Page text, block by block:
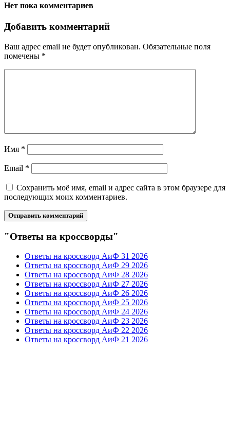
Нет пока комментариев
Добавить комментарий
Ваш адрес email не будет опубликован. Обязательные поля
помечены *
Имя *
Email *
Сохранить моё имя, email и адрес сайта в этом браузере для
последующих моих комментариев.
"Ответы на кроссворды"
Ответы на кроссворд АиФ 31 2026
Ответы на кроссворд АиФ 29 2026
Ответы на кроссворд АиФ 28 2026
Ответы на кроссворд АиФ 27 2026
Ответы на кроссворд АиФ 26 2026
Ответы на кроссворд АиФ 25 2026
Ответы на кроссворд АиФ 24 2026
Ответы на кроссворд АиФ 23 2026
Ответы на кроссворд АиФ 22 2026
Ответы на кроссворд АиФ 21 2026